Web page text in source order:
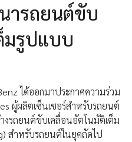
ารถยนต์ขับ
มรูปแบบ
ได้ออกมาประกาศความร่วม
ผู้ผลิตเซ็นเซอร์สำหรับรถยนต์
งรถยนต์ขับเคลื่อนอัตโนมัติเต็ม
สำหรับรถยนต์ในยุคถัดไป